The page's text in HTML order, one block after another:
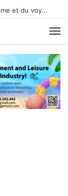
Tunisie Promo: leader tunisien du e-tourisme et du voyage sur mesure